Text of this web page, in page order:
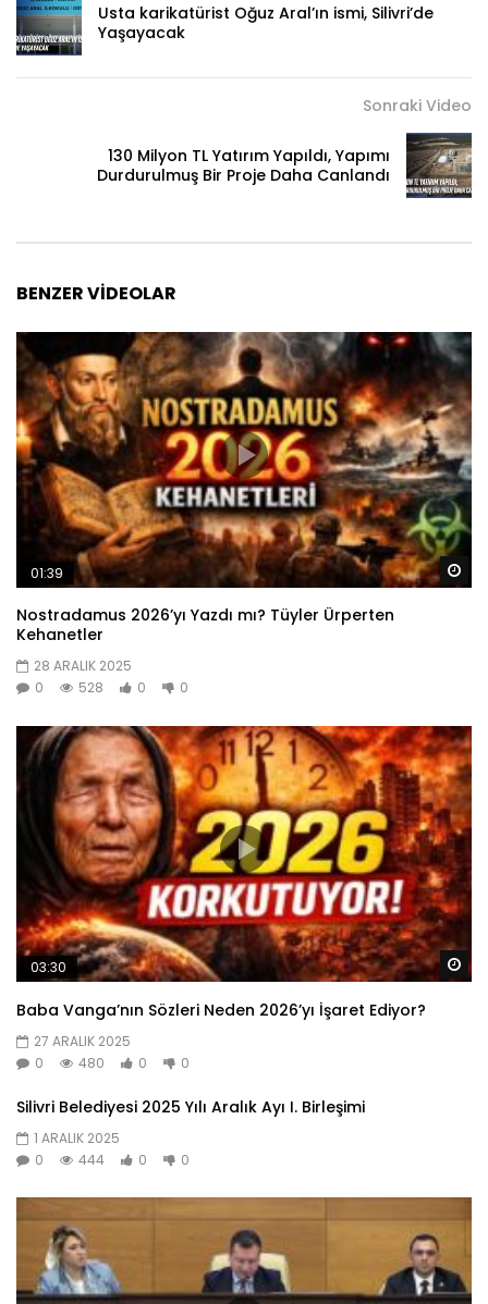
Usta karikatürist Oğuz Aral’ın ismi, Silivri’de
Yaşayacak
Sonraki Video
130 Milyon TL Yatırım Yapıldı, Yapımı
Durdurulmuş Bir Proje Daha Canlandı
BENZER VIDEOLAR
01:39
Nostradamus 2026’yı Yazdı mı? Tüyler Ürperten
Kehanetler
28 ARALIK 2025
0
528 0 0
03:30
Baba Vanga’nın Sözleri Neden 2026’yı İşaret Ediyor?
27 ARALIK 2025
0
480 0 0
Silivri Belediyesi 2025 Yılı Aralık Ayı I. Birleşimi
1 ARALIK 2025
0
444 0 0